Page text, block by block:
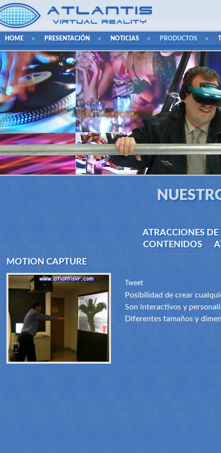
HOME PRESENTACIÓN NOTICIAS PRODUCTOS
ATRACCIONES DE
CONTENIDOS
MOTION CAPTURE
Tweet
Posibilidad de crear
Son interactivos y
Diferentes tamaños y